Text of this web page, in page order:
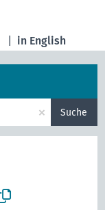
in English
× Suche